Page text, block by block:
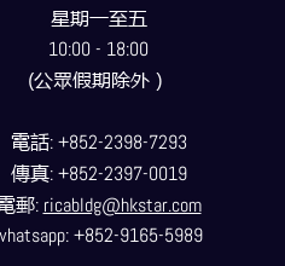
星期一至五
10:00 - 18:00
(公眾假期除外）
電話: +852-2398-7293
傳真: +852-2397-0019
郵: ricabldg@hkstar.com
+852-9165-5989